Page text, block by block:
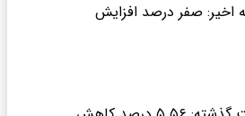
اخیر: صفر درصد افزایش